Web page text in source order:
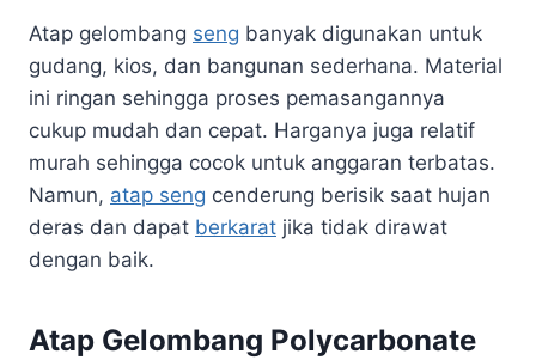
Atap gelombang seng banyak digunakan untuk
gudang, kios, dan bangunan sederhana. Material
ini ringan sehingga proses pemasangannya
cukup mudah dan cepat. Harganya juga relatif
murah sehingga cocok untuk anggaran terbatas.
Namun, atap seng cenderung berisik saat hujan
deras dan dapat berkarat jika tidak dirawat
dengan baik.
Atap Gelombang Polycarbonate